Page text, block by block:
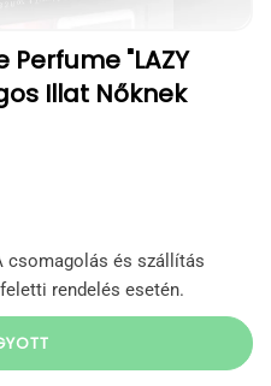
Perfume "LAZY
Illat Nőknek
csomagolás és szállítás
rendelés esetén.